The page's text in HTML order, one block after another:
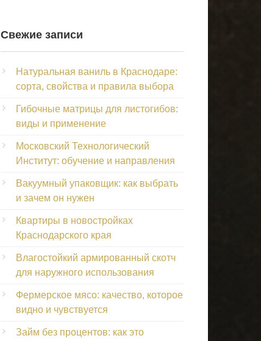
Свежие записи
Натуральная ваниль в Краснодаре:
сорта, свойства и правила выбора
Гибочные матрицы для листогибов:
виды и применение
Московский Технологический
Институт: обучение и направления
Вакуумный упаковщик: как выбрать
и зачем он нужен
Квартиры в новостройках
Краснодарского края
Влагостойкий армированный скотч
для наружного использования
Фермерское мясо: качество, которое
видно и чувствуется
Займ без процентов: как это